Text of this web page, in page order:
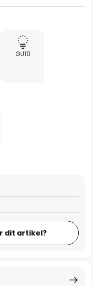
GU10
dit artikel?